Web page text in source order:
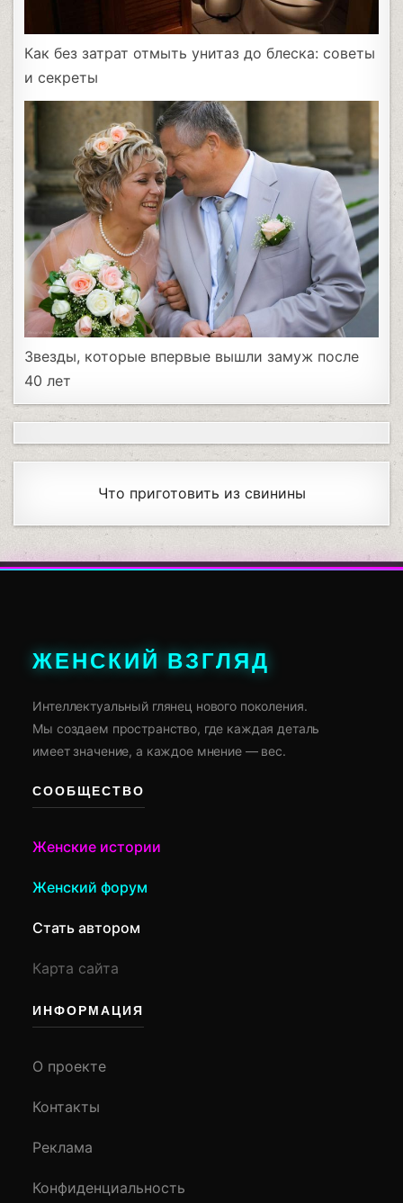
Как без затрат отмыть унитаз до блеска: советы
и секреты
Звезды, которые впервые вышли замуж после
40 лет
Что приготовить из свинины
ЖЕНСКИЙ ВЗГЛЯД
Интеллектуальный глянец нового поколения.
Мы создаем пространство, где каждая деталь
имеет значение, а каждое мнение — вес.
СООБЩЕСТВО
Женские истории
Женский форум
Стать автором
Карта сайта
ИНФОРМАЦИЯ
О проекте
Контакты
Реклама
Конфиденциальность